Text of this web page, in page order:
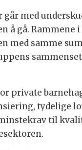
med
å gå. Rammene
med samme
private
tydelige
til